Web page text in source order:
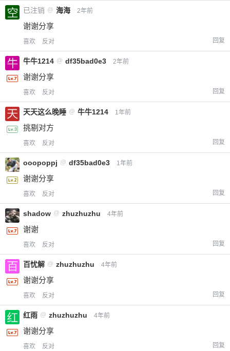
已注销 @ 海海 2年前
谢谢分享
喜欢 反对 回复
牛牛1214 @ df35bad0e3 2年前
谢谢分享
喜欢 反对 回复
天天这么晚睡 @ 牛牛1214 1年前
挑剔对方
喜欢 反对 回复
ooopoppj @ df35bad0e3 1年前
谢谢分享
喜欢 反对 回复
shadow @ zhuzhuzhu 4年前
谢谢
喜欢 反对 回复
百忧解 @ zhuzhuzhu 4年前
谢谢分享
喜欢 反对 回复
红雨 @ zhuzhuzhu 4年前
谢谢分享
喜欢 反对 回复